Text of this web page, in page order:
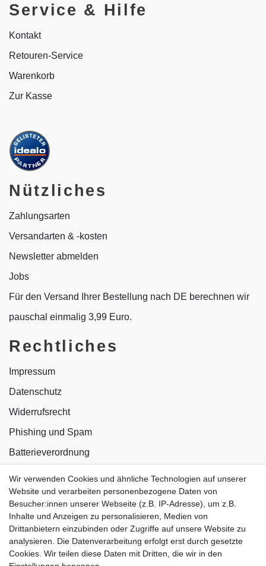
Wir verwenden Cookies und ähnliche Technologien auf unserer
Website und verarbeiten personenbezogene Daten von
Besucher:innen unserer Webseite (z.B. IP-Adresse), um z.B.
Inhalte und Anzeigen zu personalisieren, Medien von
Drittanbietern einzubinden oder Zugriffe auf unsere Website zu
analysieren. Die Datenverarbeitung erfolgt erst durch gesetzte
Cookies. Wir teilen diese Daten mit Dritten, die wir in den
Service & Hilfe
Kontakt
Retouren-Service
Warenkorb
Zur Kasse
Nützliches
Zahlungsarten
Versandarten & -kosten
Newsletter abmelden
Jobs
Für den Versand Ihrer Bestellung nach DE berechnen wir
pauschal einmalig 3,99 Euro.
Rechtliches
Impressum
Datenschutz
Widerrufsrecht
Phishing und Spam
Batterieverordnung
Bildnachweise
AGB
Vertrag widerrufen